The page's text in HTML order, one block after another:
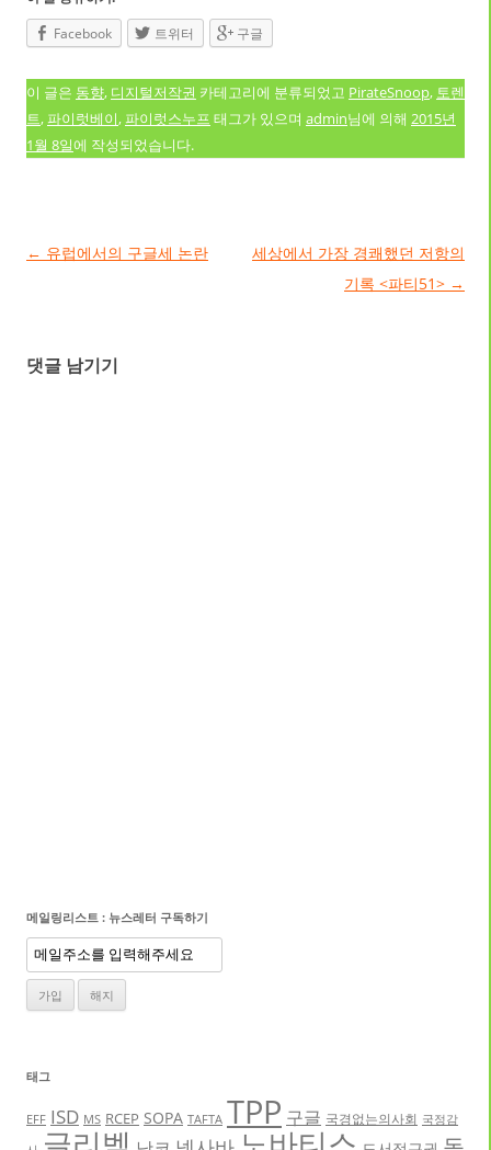
Facebook
트위터 구글
이 글은 동향, 디지털저작권 카테고리에 분류되었고 PirateSnoop, 토렌
트,파이럿베이,파이럿스누프 태그가 있으며 admin님에 의해 2015년
1월 8일에 작성되었습니다.
글 네비게이션
← 유럽에서의 구글세 논란
세상에서 가장 경쾌했던 저항의
기록 <파티51> →
댓글 남기기
메일링리스트 : 뉴스레터 구독하기
태그
EFF ISD MS RCEP SOPA TAFTA TPP 구글 국경없는의사회 국정감